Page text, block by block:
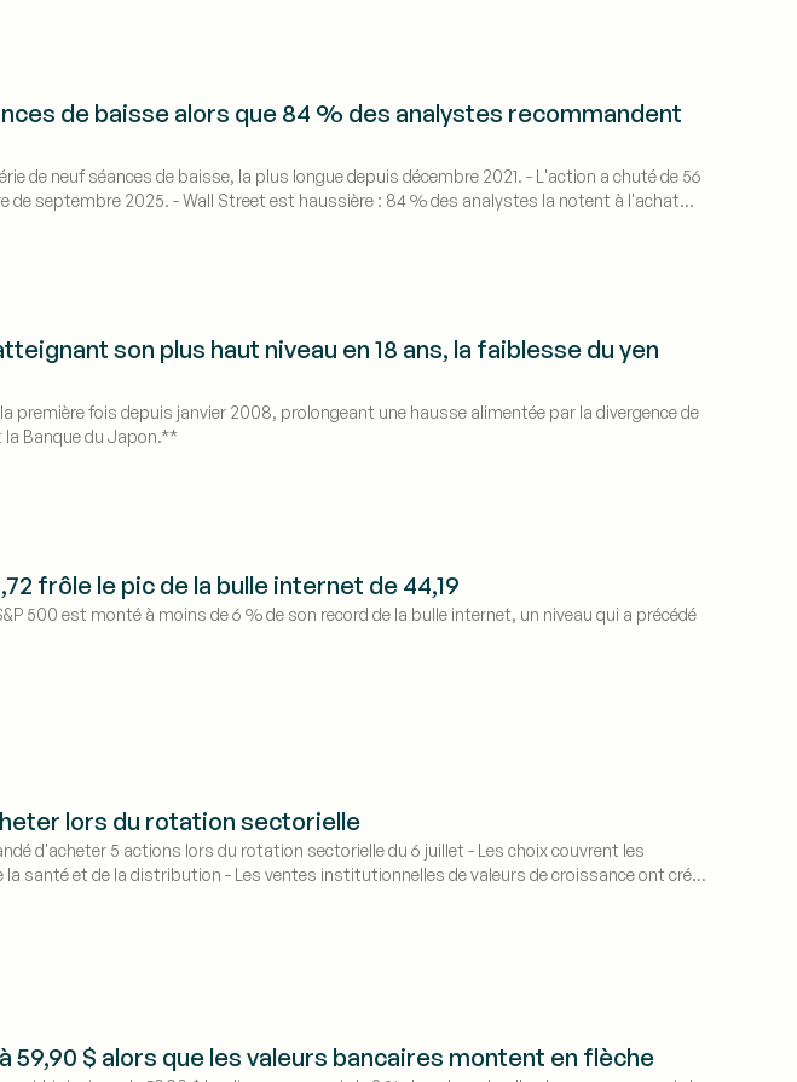
de baisse alors que 84 % des analystes recommandent
de neuf séances de baisse, la plus longue depuis décembre 2021. - L'action a chuté de 56
septembre 2025. - Wall Street est haussière : 84 % des analystes la notent à l'achat
son plus haut niveau en 18 ans, la faiblesse du yen
première fois depuis janvier 2008, prolongeant une hausse alimentée par la divergence de
la Banque du Japon.**
frôle le pic de la bulle internet de 44,19
500 est monté à moins de 6 % de son record de la bulle internet, un niveau qui a précédé
lors du rotation sectorielle
d'acheter 5 actions lors du rotation sectorielle du 6 juillet - Les choix couvrent les
santé et de la distribution - Les ventes institutionnelles de valeurs de croissance ont créé
59,90 $ alors que les valeurs bancaires montent en flèche